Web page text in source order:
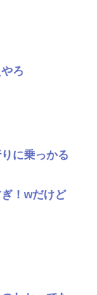
ろ
に乗っかる
！wだけど